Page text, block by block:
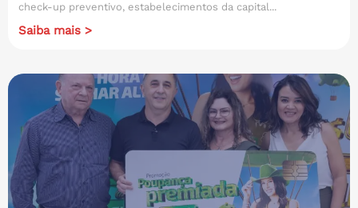
check-up preventivo, estabelecimentos da capital...
Saiba mais >